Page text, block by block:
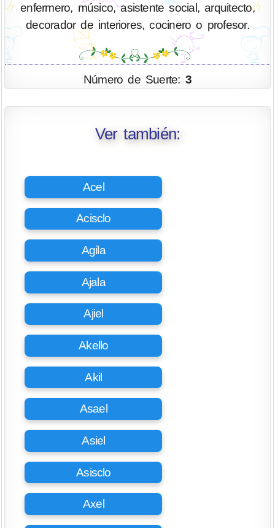
enfermero, músico, asistente social, arquitecto,
decorador de interiores, cocinero o profesor.
Número de Suerte: 3
Ver también:
Acel
Acisclo
Agila
Ajala
Ajiel
Akello
Akil
Asael
Asiel
Asisclo
Axel